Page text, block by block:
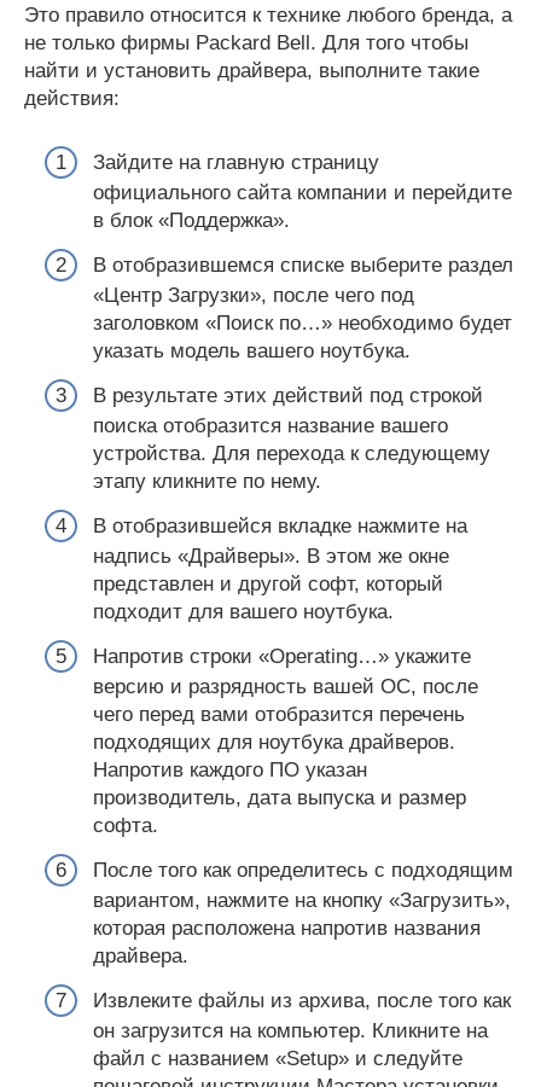
Это правило относится к технике любого бренда, а
не только фирмы Packard Bell. Для того чтобы
найти и установить драйвера, выполните такие
действия:
Зайдите на главную страницу
официального сайта компании и перейдите
в блок «Поддержка».
В отобразившемся списке выберите раздел
«Центр Загрузки», после чего под
заголовком «Поиск по…» необходимо будет
указать модель вашего ноутбука.
В результате этих действий под строкой
поиска отобразится название вашего
устройства. Для перехода к следующему
этапу кликните по нему.
В отобразившейся вкладке нажмите на
надпись «Драйверы». В этом же окне
представлен и другой софт, который
подходит для вашего ноутбука.
Напротив строки «Operating…» укажите
версию и разрядность вашей ОС, после
чего перед вами отобразится перечень
подходящих для ноутбука драйверов.
Напротив каждого ПО указан
производитель, дата выпуска и размер
софта.
После того как определитесь с подходящим
вариантом, нажмите на кнопку «Загрузить»,
которая расположена напротив названия
драйвера.
Извлеките файлы из архива, после того как
он загрузится на компьютер. Кликните на
файл с названием «Setup» и следуйте